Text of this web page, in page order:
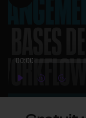
00:00
PlayForward